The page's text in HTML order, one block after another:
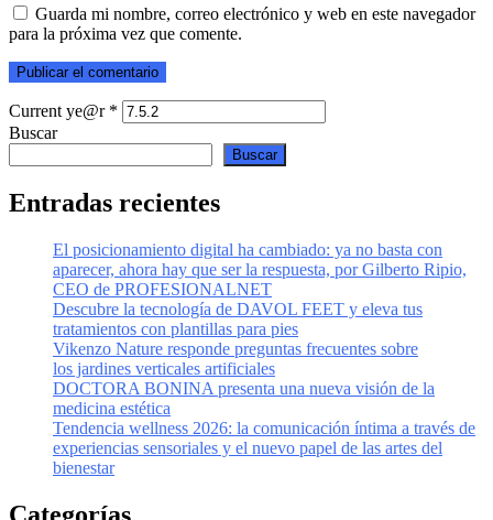
Guarda mi nombre, correo electrónico y web en este navegador
para la próxima vez que comente.
Current ye@r *
Buscar
Buscar
Entradas recientes
El posicionamiento digital ha cambiado: ya no basta con
aparecer, ahora hay que ser la respuesta, por Gilberto Ripio,
CEO de PROFESIONALNET
Descubre la tecnología de DAVOL FEET y eleva tus
tratamientos con plantillas para pies
Vikenzo Nature responde preguntas frecuentes sobre
los jardines verticales artificiales
DOCTORA BONINA presenta una nueva visión de la
medicina estética
Tendencia wellness 2026: la comunicación íntima a través de
experiencias sensoriales y el nuevo papel de las artes del
bienestar